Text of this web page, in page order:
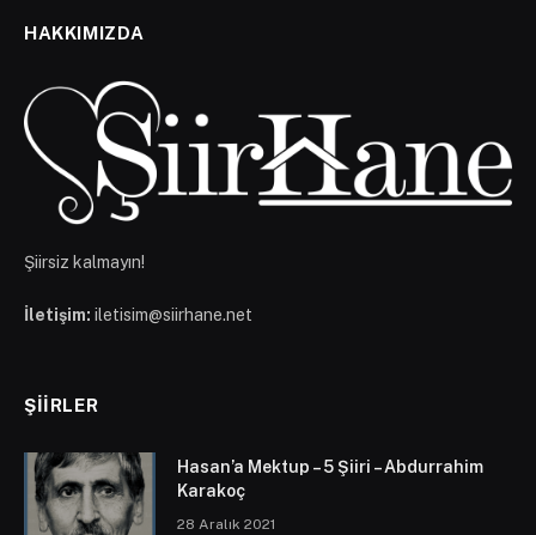
HAKKIMIZDA
Şiirsiz kalmayın!
İletişim: iletisim@siirhane.net
ŞIIRLER
Hasan’a Mektup – 5 Şiiri – Abdurrahim
Karakoç
28 Aralık 2021